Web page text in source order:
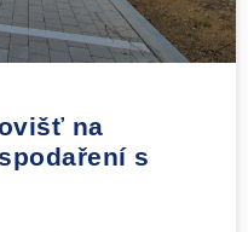
na
s